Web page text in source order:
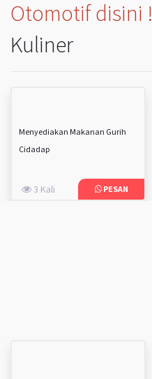
Otomotif disini !
Kuliner
Menyediakan Makanan Gurih
Cidadap
3 Kali PESAN